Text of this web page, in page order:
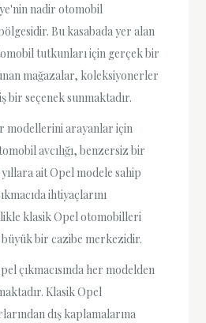
nadir otomobil
Bu kasabada yer alan
tutkunları için gerçek bir
mağazalar, koleksiyonerler
bir seçenek sunmaktadır.
modellerini arayanlar için
avcılığı, benzersiz bir
ait Opel modele sahip
ihtiyaçlarını
klasik Opel otomobilleri
bir cazibe merkezidir.
çıkmacısında her modelden
Klasik Opel
dış kaplamalarına